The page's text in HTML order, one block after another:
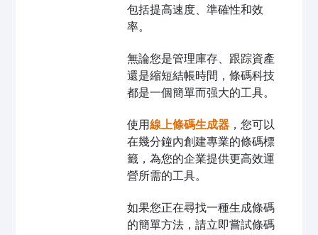
包括提高速度、準確性和效
率。
無論您是管理庫存、跟踪資產
還是縮短結帳時間，條碼科技
都是一個簡單而强大的工具。
使用線上條碼生成器，您可以
在幾分鐘內創建專業的條碼標
籤，為您的企業提供更高效運
營所需的工具。
如果您正在尋找一種生成條碼
的簡單方法，請立即嘗試條碼